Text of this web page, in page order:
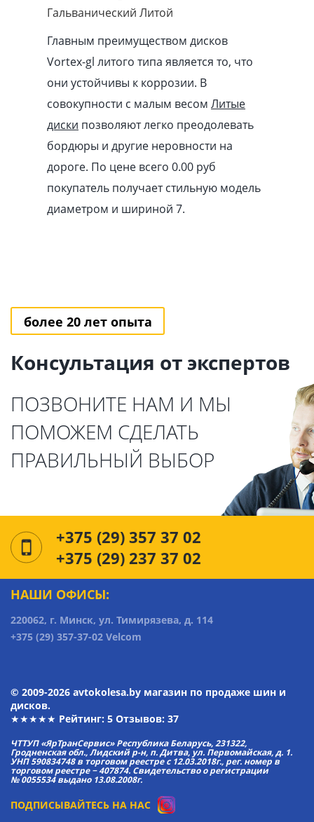
Гальванический Литой
Главным преимуществом дисков
Vortex-gl литого типа является то, что
они устойчивы к коррозии. В
совокупности с малым весом Литые
диски позволяют легко преодолевать
бордюры и другие неровности на
дороге. По цене всего 0.00 pуб
покупатель получает стильную модель
диаметром и шириной 7.
более 20 лет опыта
Консультация от экспертов
ПОЗВОНИТЕ НАМ И МЫ
ПОМОЖЕМ СДЕЛАТЬ
ПРАВИЛЬНЫЙ ВЫБОР
+375 (29) 357 37 02
+375 (29) 237 37 02
НАШИ ОФИСЫ:
220062, г. Минск, ул. Тимирязева, д. 114
+375 (29) 357-37-02 Velcom
© 2009-2026 avtokolesa.by магазин по продаже шин и
дисков.
★★★★★ Рейтинг: 5 Отзывов: 37
ЧТТУП «ЯрТранСервис» Республика Беларусь, 231322,
Гродненская обл., Лидский р-н, п. Дитва, ул. Первомайская, д. 1.
УНП 590834748 в торговом реестре с 12.03.2018г., рег. номер в
торговом реестре − 407874. Свидетельство о регистрации
№ 0055534 выдано 13.08.2008г.
ПОДПИСЫВАЙТЕСЬ НА НАС